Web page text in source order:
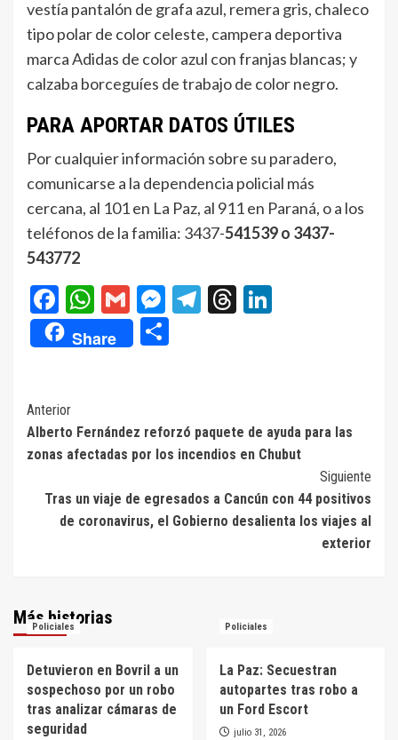
vestía pantalón de grafa azul, remera gris, chaleco
tipo polar de color celeste, campera deportiva
marca Adidas de color azul con franjas blancas; y
calzaba borceguíes de trabajo de color negro.
PARA APORTAR DATOS ÚTILES
Por cualquier información sobre su paradero,
comunicarse a la dependencia policial más
cercana, al 101 en La Paz, al 911 en Paraná, o a los
teléfonos de la familia: 3437-541539 o 3437-
543772
Facebook
WhatsApp
GmailMessenger
Telegram
Threads
Share
Navegación
de
Anterior
Alberto Fernández reforzó paquete de ayuda para las
zonas afectadas por los incendios en Chubut
Siguiente
Tras un viaje de egresados a Cancún con 44 positivos
de coronavirus, el Gobierno desalienta los viajes al
exterior
Más historias
Policiales
Detuvieron en Bovril a un
sospechoso por un robo
tras analizar cámaras de
seguridad
Policiales
La Paz: Secuestran
autopartes tras robo a
un Ford Escort
julio 31, 2026